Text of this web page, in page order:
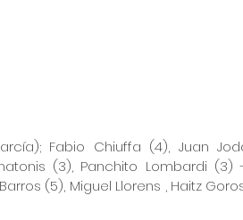
Fabio Chiuffa (4), Juan
(3), Panchito Lombardi
(5), Miguel Llorens , Haitz